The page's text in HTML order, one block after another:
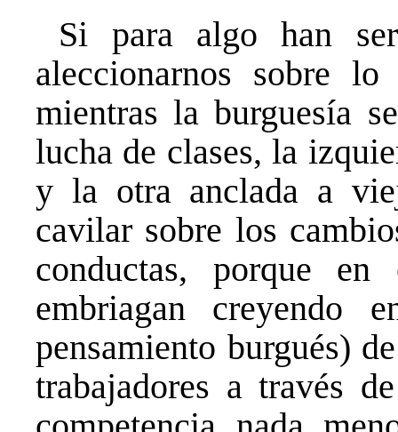
Si para algo han
aleccionarnos sobre
mientras la burguesía
lucha de clases, la
y la otra anclada a
cavilar sobre los
conductas, porque
embriagan
pensamiento burgués)
trabajadores a través